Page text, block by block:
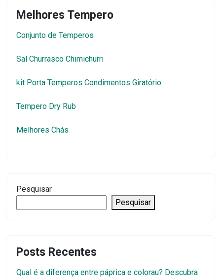
Melhores Tempero
Conjunto de Temperos
Sal Churrasco Chimichurri
kit Porta Temperos Condimentos Giratório
Tempero Dry Rub
Melhores Chás
Pesquisar
Pesquisar
Posts Recentes
Qual é a diferença entre páprica e colorau? Descubra